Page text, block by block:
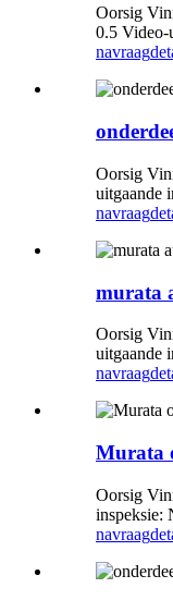
Oorsig
0.5 Video-
navraag
Oorsig
uitgaande
navraag
murata
Oorsig
uitgaande
navraag
Murata
Oorsig
inspeksie:
navraag